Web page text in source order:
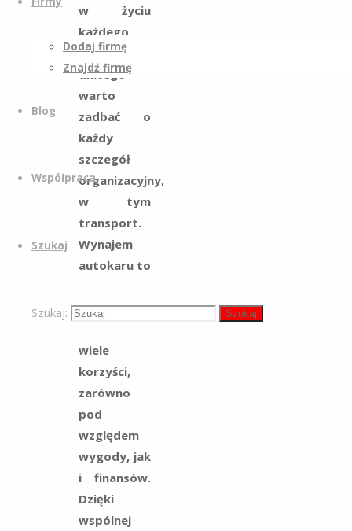
Dodaj firmę
Znajdź firmę
Blog
Współpraca
Szukaj
Szukaj: Szukaj
w życiu
każdego
maturzysty,
dlatego
warto
zadbać o
każdy
szczegół
organizacyjny,
w tym
transport.
Wynajem
autokaru to
które może
wiele
korzyści,
zarówno
pod
względem
wygody, jak
i finansów.
Dzięki
wspólnej